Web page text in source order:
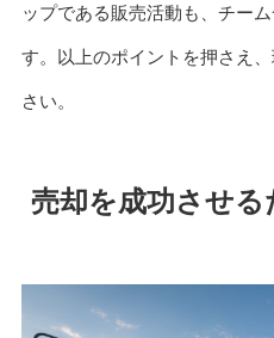
ップである販売活動も、チー
す。以上のポイントを押さえ
さい。
売却を成功させる